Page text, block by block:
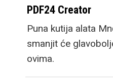
PDF24 Creator
Puna kutija alata
smanjit će
ovima.